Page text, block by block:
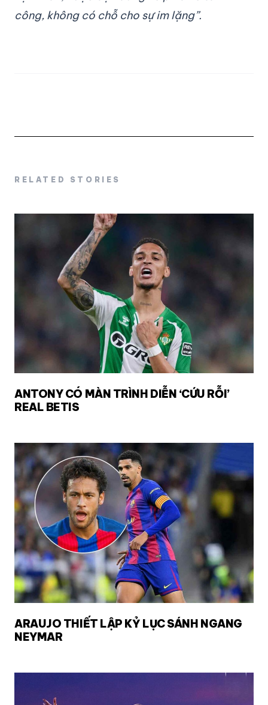
công, không có chỗ cho sự im lặng”.
RELATED STORIES
ANTONY CÓ MÀN TRÌNH DIỄN ‘CỨU RỖI’
REAL BETIS
ARAUJO THIẾT LẬP KỶ LỤC SÁNH NGANG
NEYMAR